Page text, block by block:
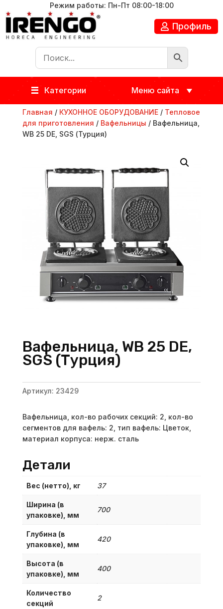
Режим работы: Пн-Пт 08:00-18:00
Профиль
Категории Меню сайта
Главная / КУХОННОЕ ОБОРУДОВАНИЕ/ Тепловое
для приготовления / Вафельницы / Вафельница,
WB 25 DE, SGS (Турция)
Вафельница, WB 25 DE,
SGS (Турция)
Артикул: 23429
Вафельница, кол-во рабочих секций: 2, кол-во
сегментов для вафель: 2, тип вафель: Цветок,
материал корпуса: нерж. сталь
Детали
Вес (нетто), кг 37
Ширина (в
упаковке), мм
700
Глубина (в
упаковке), мм
420
Высота (в
упаковке), мм
400
Количество
секций
2